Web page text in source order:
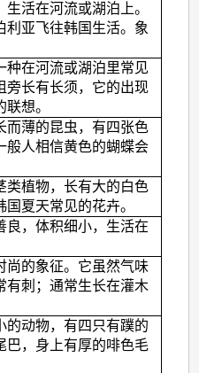
活在河流或湖泊上。
利亚飞往韩国生活。象
种在河流或湖泊里常见
旁长有长须，它的出现
想。
而薄的昆虫，有四张色
般人相信黄色的蝴蝶会
类植物，长有大的白色
夏天常见的花卉。
良，体积细小，生活在
尚的象征。它虽然气味
有刺；通常生长在灌木
的动物，有四只有蹼的
巴，身上有厚的啡色毛